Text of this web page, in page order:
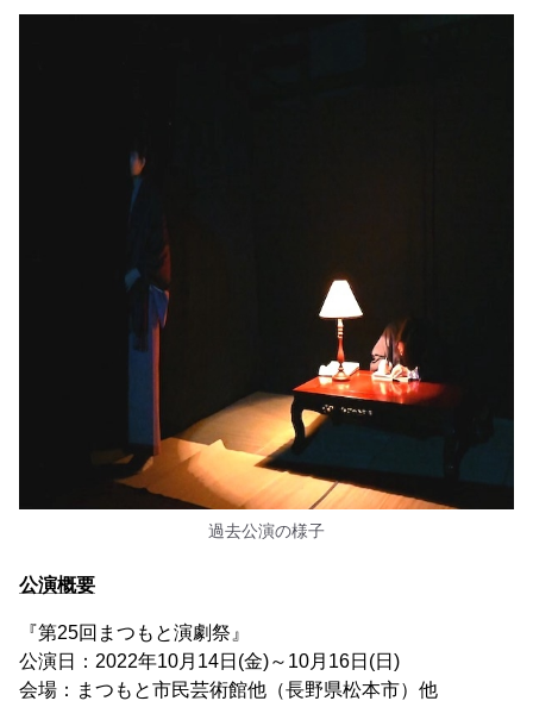
過去公演の様子
公演概要
『第25回まつもと演劇祭』
公演日：2022年10月14日(金)～10月16日(日)
会場：まつもと市民芸術館他（長野県松本市）他